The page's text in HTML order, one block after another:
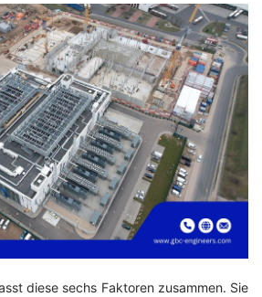
diese sechs Faktoren zusammen. Sie